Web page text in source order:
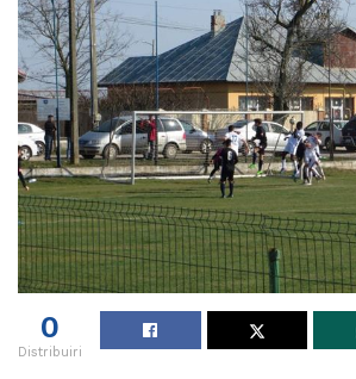
0
Distribuiri